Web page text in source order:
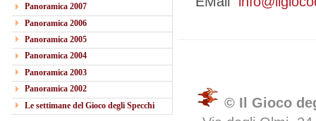
Panoramica 2007
Panoramica 2006
Panoramica 2005
Panoramica 2004
Panoramica 2003
Panoramica 2002
Le settimane del Gioco degli Specchi
© Il Gioco